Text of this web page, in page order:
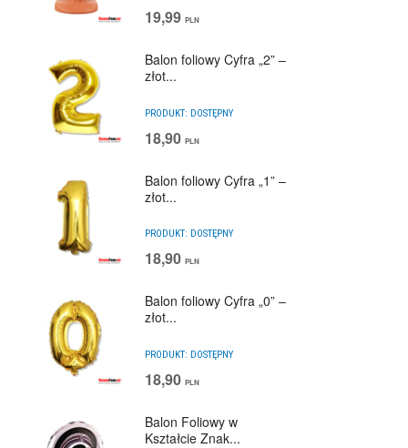
19,99 PLN
Balon foliowy Cyfra „2” –
złot...
PRODUKT: DOSTĘPNY
18,90 PLN
Balon foliowy Cyfra „1” –
złot...
PRODUKT: DOSTĘPNY
18,90 PLN
Balon foliowy Cyfra „0” –
złot...
PRODUKT: DOSTĘPNY
18,90 PLN
Balon Foliowy w
Kształcie Znak...